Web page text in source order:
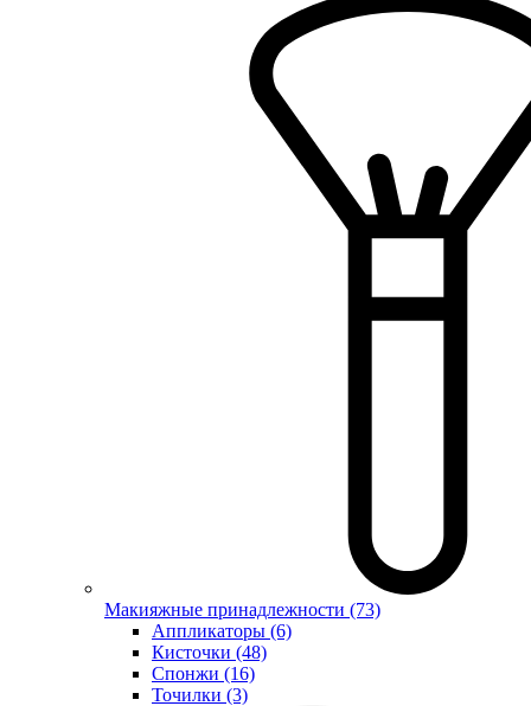
Макияжные принадлежности (73)
Аппликаторы (6)
Кисточки (48)
Спонжи (16)
Точилки (3)